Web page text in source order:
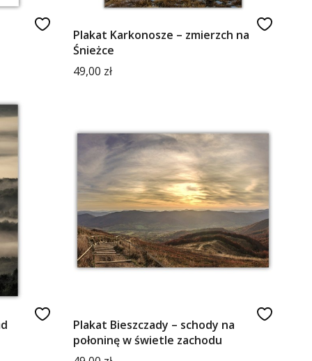
Plakat Karkonosze – zmierzch na
Śnieżce
Cena
49,00 zł
Plakat Bieszczady – schody na
połoninę w świetle zachodu